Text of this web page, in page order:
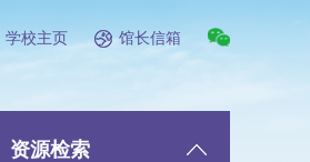
学校主页 馆长信箱
资源检索